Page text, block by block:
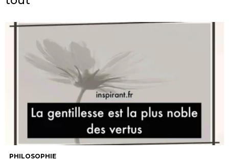
PHILOSOPHIE